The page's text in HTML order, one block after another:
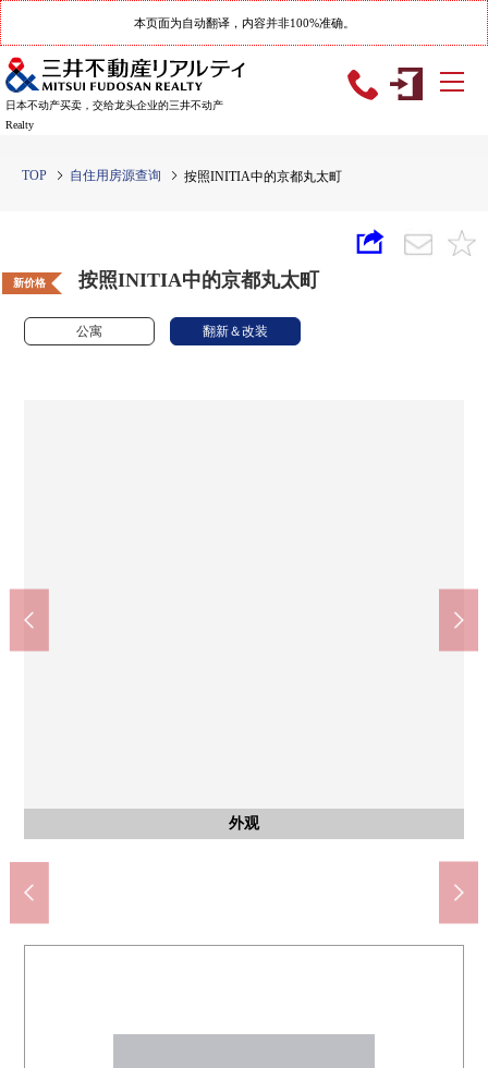
本页面为自动翻译，内容并非100%准确。
日本不动产买卖，交给龙头企业的三井不动产
Realty
TOP 自住用房源查询 按照INITIA中的京都丸太町
新价格 按照INITIA中的京都丸太町
公寓 翻新＆改装
外观
其他当地
入口
入口
入口
入口
入口
入口
共有部分
共有部分
停车场
共有部分
共有部分
共有部分
Fresco你店(约240m)
步行3分钟。
AEON STYLE西京小町(约400m)
步行5分钟。
圆町站(JR西日本山阴本线)(约380m)
步行5分钟。
西大路御池站(京都地铁东西线)(约980m)
步行13分钟。
京都市立朱雀第2小学(约290m)
步行4分钟。
京都市立西京中学(约940m)
步行12分钟。